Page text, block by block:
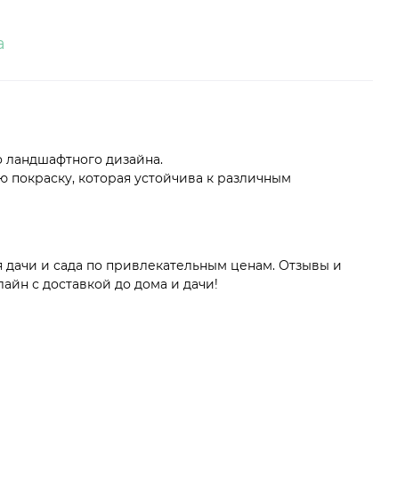
дизайна.
которая устойчива к различным
и сада по привлекательным ценам. Отзывы и
с доставкой до дома и дачи!